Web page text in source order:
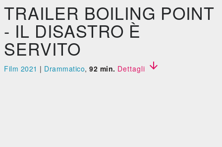
TRAILER BOILING POINT
- IL DISASTRO È
SERVITO
Film 2021 | Drammatico,92 min. Dettagli 